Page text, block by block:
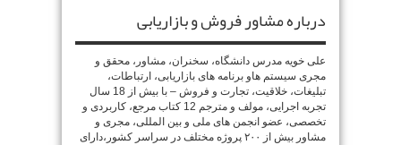
درباره مشاور فروش و بازاریابی
علی خویه مدرس دانشگاه، سخنران، مشاور، محقق و
مجری سیستم هاو برنامه های بازاریابی، ارتباطات،
تبلیغات، خلاقیت، تجارت و فروش – با بیش از 18 سال
تجربه اجرایی، مولف و مترجم 12 کتاب مرجع، کاربردی و
تخصصی، عضو انجمن های ملی و بین المللی، مجری و
مشاور بیش از ۲۰۰ پروژه مختلف در سراسر کشور،دارای